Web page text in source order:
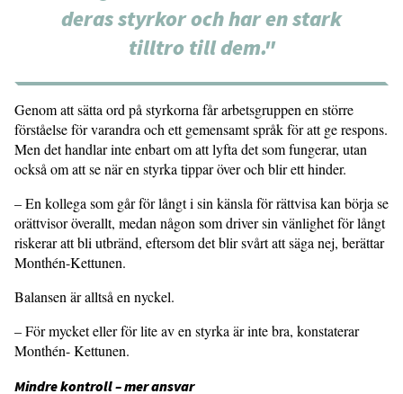
deras styrkor och har en stark
tilltro till dem."
Genom att sätta ord på styrkorna får arbetsgruppen en större
förståelse för varandra och ett gemensamt språk för att ge respons.
Men det handlar inte enbart om att lyfta det som fungerar, utan
också om att se när en styrka tippar över och blir ett hinder.
– En kollega som går för långt i sin känsla för rättvisa kan börja se
orättvisor överallt, medan någon som driver sin vänlighet för långt
riskerar att bli utbränd, eftersom det blir svårt att säga nej, berättar
Monthén-Kettunen.
Balansen är alltså en nyckel.
– För mycket eller för lite av en styrka är inte bra, konstaterar
Monthén- Kettunen.
Mindre kontroll – mer ansvar